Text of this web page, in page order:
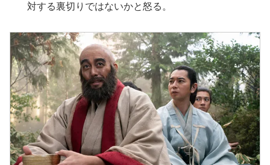
対する裏切りではないかと怒る。